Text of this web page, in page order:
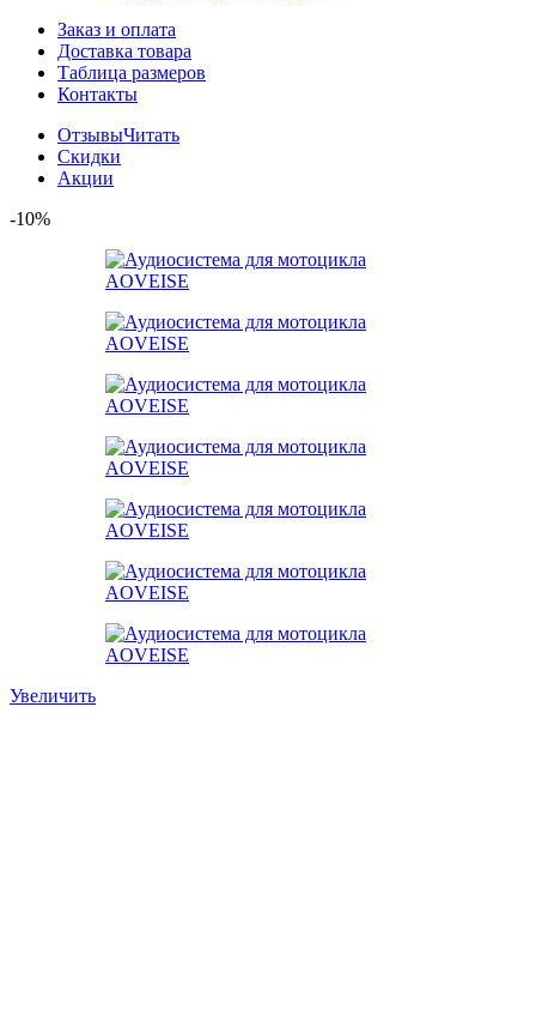
Заказ и оплата
Доставка товара
Таблица размеров
Контакты
ОтзывыЧитать
Скидки
Акции
-10%
Увеличить